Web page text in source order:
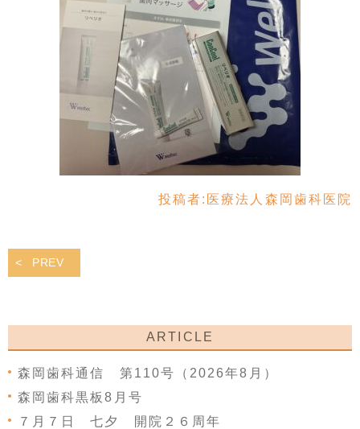
投稿者: 医療法人森岡歯科医院
PREV
ARTICLE
森岡歯科通信 第110号（2026年8月）
森岡歯科黒板8月号
７月７日 七夕 開院２６周年